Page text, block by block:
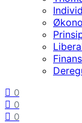
0
0
0